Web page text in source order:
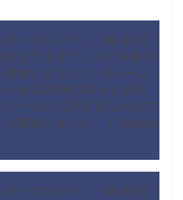
マイプロパティ 毎月5万
み立てるオフショア保険の
開始しました に マレーシ
ィが2024年11月からお子
ールに入学するためのマ
を開始しました。 | Shoply
マイプロパティ 毎月5万